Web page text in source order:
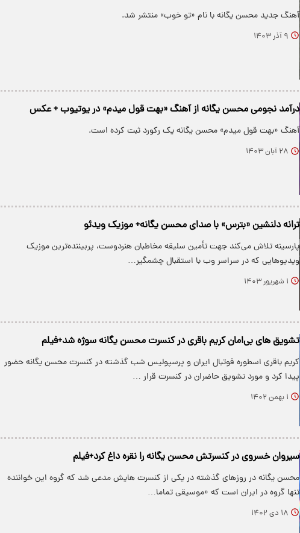
آهنگ جدید محسن یگانه با نام «تو خوب» منتشر شد.
۹ آذر ۱۴۰۳
درآمد نجومی محسن یگانه از آهنگ «بهت قول میدم» در یوتیوب + عکس
آهنگ «بهت قول میدم» محسن یگانه یک رکورد ثبت کرده است.
۲۸ آبان ۱۴۰۳
ترانه دلنشین «بترس» با صدای محسن یگانه+ موزیک ویدئو
پارسینه تلاش می‌کند جهت تأمین سلیقه مخاطبان هنردوست، پربیننده‌ترین موزیک
ویدیو‌هایی که در سراسر وب با استقبال چشمگیر…
۱ شهریور ۱۴۰۳
تشویق های بی‌امان کریم باقری در کنسرت محسن یگانه سوژه شد+فیلم
کریم باقری اسطوره فوتبال ایران و پرسپولیس شب گذشته در کنسرت محسن یگانه حضور
پیدا کرد و مورد تشویق حاضران در کنسرت قرار …
۱ بهمن ۱۴۰۲
سیروان خسروی در کنسرتش محسن یگانه را نقره داغ کرد+فیلم
محسن یگانه در روزهای گذشته در یکی از کنسرت‌ هایش مدعی شد که گروه این خواننده
تنها گروه در ایران است که «موسیقی تماما…
۱۸ دی ۱۴۰۲